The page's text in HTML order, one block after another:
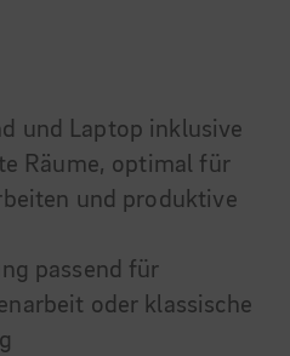
und Laptop inklusive
Räume, optimal für
und produktive
passend für
oder klassische